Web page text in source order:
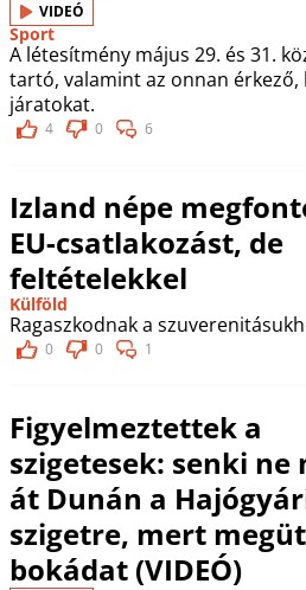
VIDEÓ
Sport
A létesítmény május 29. és 31.
tartó, valamint az onnan érkező,
járatokat.
4 0 6
Izland népe
EU-csatlakozást, de
feltételekkel
Külföld
Ragaszkodnak a
0 0 1
Figyelmeztettek a
szigetesek: senki ne
át Dunán a
szigetre, mert
bokádat (VIDEÓ)